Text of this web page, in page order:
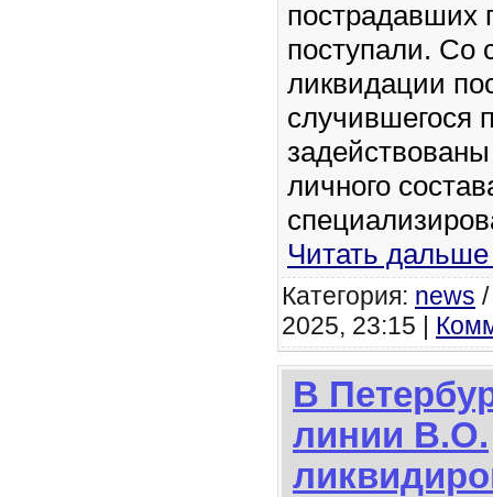
пострадавших
поступали. Со
ликвидации
случившегося
личного
Читать
Категория: news
2025, 23:15 |
В
линии В.О.